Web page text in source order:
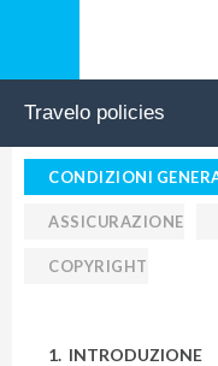
Travelo policies
CONDIZIONI
ASSICURAZIONE
COPYRIGHT
1. INTRODUZIONE